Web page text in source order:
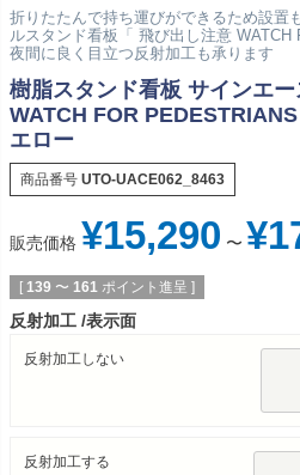
折りたたんで持ち運びができるため設置
ルスタンド看板「 飛び出し注意 WATCH
夜間に良く目立つ反射加工も承ります
樹脂スタンド看板 サインエ
WATCH FOR
エロー
商品番号 UTO-UACE062_8463
販売価格 ¥15,290 〜 ¥
[ 139 〜 161 ポイント進呈 ]
反射加工 表示面
反射加工しない
反射加工する